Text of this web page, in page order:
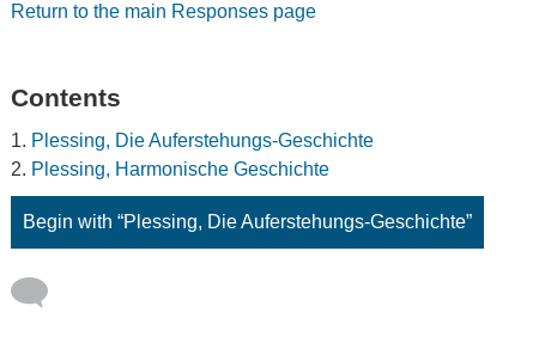
Return to the main Responses page
Contents
Plessing, Die Auferstehungs-Geschichte
Plessing, Harmonische Geschichte
Begin with “Plessing, Die Auferstehungs-Geschichte”